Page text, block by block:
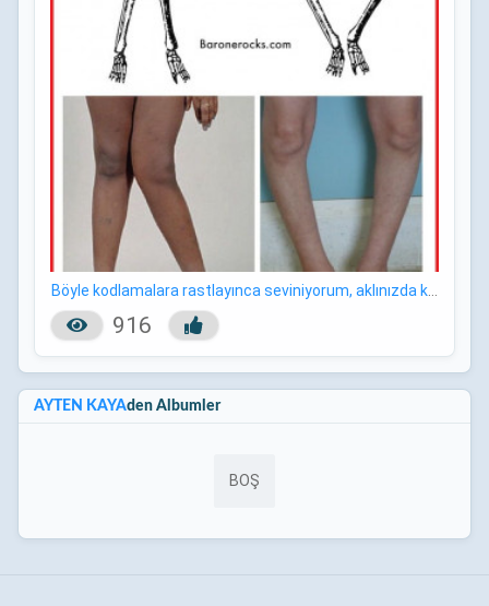
Böyle kodlamalara rastlayınca seviniyorum, aklınızda kalan
916
AYTEN KAYAden Albumler
BOŞ